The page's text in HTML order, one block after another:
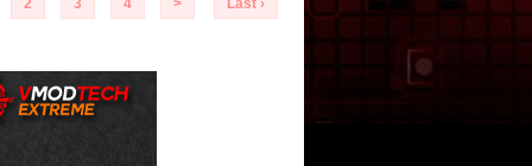
2 3 4 > Last ›